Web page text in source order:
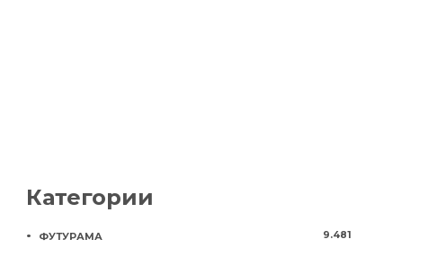
Категории
ФУТУРАМА 9.481